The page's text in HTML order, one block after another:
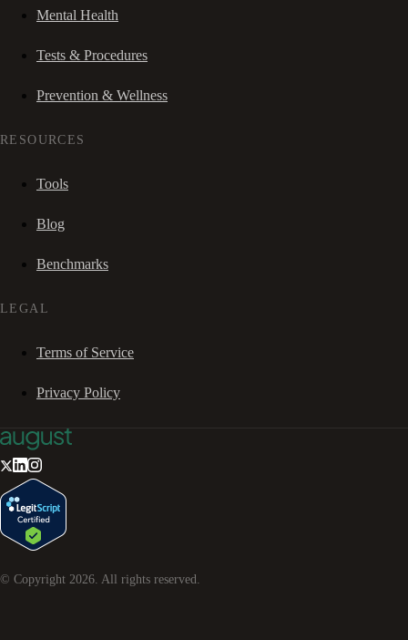
Mental Health
Tests & Procedures
Prevention & Wellness
RESOURCES
Tools
Blog
Benchmarks
LEGAL
Terms of Service
Privacy Policy
© Copyright 2026. All rights reserved.